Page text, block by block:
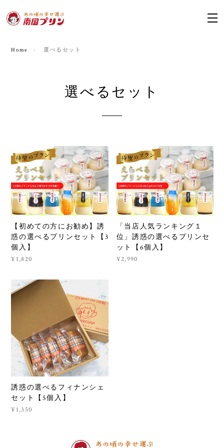
Home 選べるセット
選べるセット
【初めての方にお勧め】誘
惑の選べるプリンセット【3
個入】
¥1,820
「当店人気ランキング１
位」誘惑の選べるプリンセ
ット【6個入】
¥2,990
誘惑の選べるフィナンシェ
セット【5個入】
¥1,350